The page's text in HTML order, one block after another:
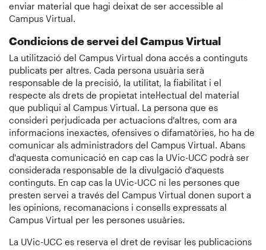
enviar material que hagi deixat de ser accessible al
Campus Virtual.
Condicions de servei del Campus Virtual
La utilització del Campus Virtual dona accés a continguts
publicats per altres. Cada persona usuària serà
responsable de la precisió, la utilitat, la fiabilitat i el
respecte als drets de propietat intel·lectual del material
que publiqui al Campus Virtual. La persona que es
consideri perjudicada per actuacions d'altres, com ara
informacions inexactes, ofensives o difamatòries, ho ha de
comunicar als administradors del Campus Virtual. Abans
d'aquesta comunicació en cap cas la UVic-UCC podrà ser
considerada responsable de la divulgació d'aquests
continguts. En cap cas la UVic-UCC ni les persones que
presten servei a través del Campus Virtual donen suport a
les opinions, recomanacions i consells expressats al
Campus Virtual per les persones usuàries.
La UVic-UCC es reserva el dret de revisar les publicacions